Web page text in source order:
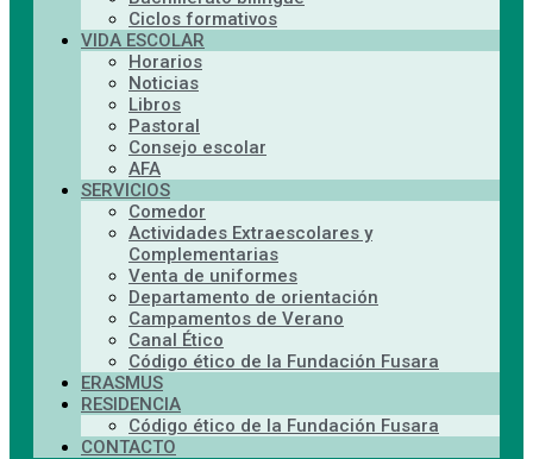
Ciclos formativos
VIDA ESCOLAR
Horarios
Noticias
Libros
Pastoral
Consejo escolar
AFA
SERVICIOS
Comedor
Actividades Extraescolares y
Complementarias
Venta de uniformes
Departamento de orientación
Campamentos de Verano
Canal Ético
Código ético de la Fundación Fusara
ERASMUS
RESIDENCIA
Código ético de la Fundación Fusara
CONTACTO